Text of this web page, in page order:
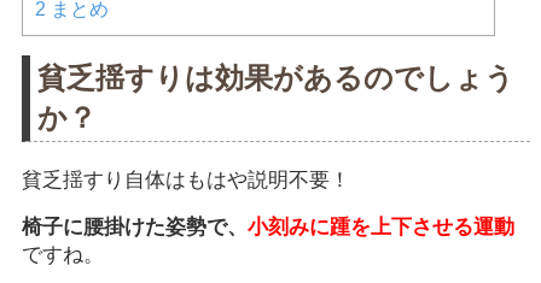
2 まとめ
貧乏揺すりは効果があるのでしょう
か？
貧乏揺すり自体はもはや説明不要！
椅子に腰掛けた姿勢で、 小刻みに踵を上下させる運動
ですね。